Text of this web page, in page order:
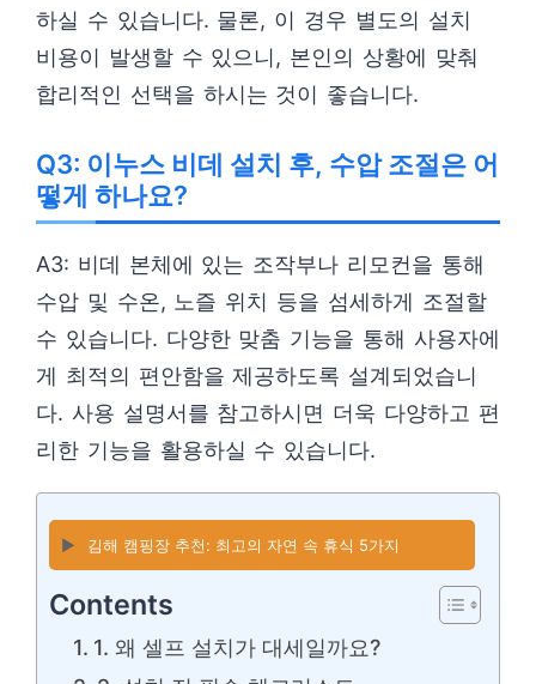
하실 수 있습니다. 물론, 이 경우 별도의 설치
비용이 발생할 수 있으니, 본인의 상황에 맞춰
합리적인 선택을 하시는 것이 좋습니다.
Q3: 이누스 비데 설치 후, 수압 조절은 어
떻게 하나요?
A3: 비데 본체에 있는 조작부나 리모컨을 통해
수압 및 수온, 노즐 위치 등을 섬세하게 조절할
수 있습니다. 다양한 맞춤 기능을 통해 사용자에
게 최적의 편안함을 제공하도록 설계되었습니
다. 사용 설명서를 참고하시면 더욱 다양하고 편
리한 기능을 활용하실 수 있습니다.
▶️ 김해 캠핑장 추천: 최고의 자연 속 휴식 5가지
Contents
1. 왜 셀프 설치가 대세일까요?